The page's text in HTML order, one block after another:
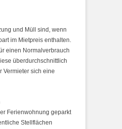
und Müll sind, wenn
im Mietpreis enthalten.
einen Normalverbrauch
überdurchschnittlich
Vermieter sich eine
Ferienwohnung geparkt
Stellflächen